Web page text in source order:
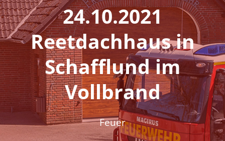
Fördern & Spenden
Historie
Jugendfeuerwehr
Kontakt
24.10.2021
Reetdachhaus in
Schafflund im
Vollbrand
Feuer